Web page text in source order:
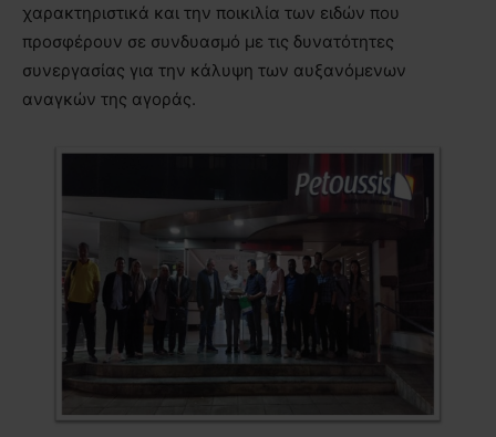
χαρακτηριστικά και την ποικιλία των ειδών που
προσφέρουν σε συνδυασμό με τις δυνατότητες
συνεργασίας για την κάλυψη των αυξανόμενων
αναγκών της αγοράς.